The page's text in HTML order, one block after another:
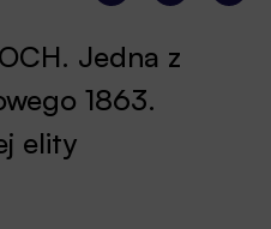
Jedna z
1863.
elity